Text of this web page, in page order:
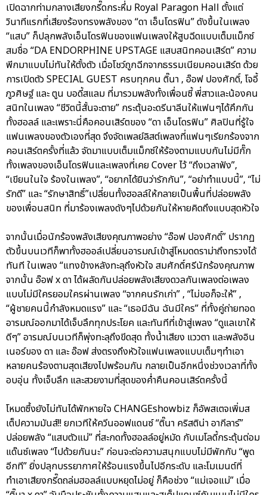
เปิดฉากท่ามกลางเสียงกรี๊ดกระหึ่ม Royal Paragon Hall ตั้งแต่
วินาทีแรกที่เสียงร้องทรงพลังของ “ดา เอ็นโดรฟิน” ดังขึ้นในเพลง
“แสบ” ก็ปลุกพลังเอ็นโดรฟินของแฟนเพลงให้สูบฉีดแบบเต็มแม็กซ์
สมชื่อ “DA ENDORPHINE UPSTAGE แสบสนิทคอนเสิร์ต” ความ
พีกมาแบบไม่ทันให้ตั้งตัว เมื่อโชว์ถูกฉีกจากธรรมเนียมคอนเสิร์ต ด้วย
การเปิดตัว SPECIAL GUEST ครบทุกคน ติ๊นา , อ๊อฟ ปองศักดิ์, โจอี้
ภูวศิษฐ์ และ ตูน บอดี้สแลม ที่มารวมพลังทั้งเพื่อนซี้ พี่สาวและน้องคน
สนิทในเพลง “ชีวิตนี้สั้นจะตาย” กระตุ้นอะดรีนาลีนให้แฟนๆได้คึกกัน
ทั้งฮอลล์ และเพราะนี่คือคอนเสิร์ตของ “ดา เอ็นโดรฟิน” ศิลปินที่รู้ใจ
แฟนเพลงของตัวเองที่สุด จึงจัดเพลย์ลิสต์เพลงที่แฟนๆเรียกร้องจาก
คอนเสิร์ตครั้งที่แล้ว จัดมาแบบเต็มแม็กซ์ให้ร้องตามแบบกันไม่มีกั๊ก
ทั้งเพลงของเอ็นโดรฟินและเพลงที่เคย Cover ไว้ “ถึงเวลาฟัง”,
“เขียนในใจ ร้องในเพลง”, “อยากได้ยินว่ารักกัน”, “อย่าทำแบบนี้”, “ไม่
รักดี” และ “รักษาสิทธิ์”เปลี่ยนทั้งฮอลล์ให้กลายเป็นพื้นที่ปล่อยพลัง
ของเพื่อนสนิท ที่มาร้องเพลงดังๆไปด้วยกันให้หายคิดถึงแบบสุดหัวใจ
จากนั้นเมื่อนักร้องพลังเสียงคุณภาพอย่าง “อ๊อฟ ปองศักดิ์” ปรากฏ
ตัวขึ้นบนเวทีก็พาทั้งฮออล์เปลี่ยนอารมณ์เข้าสู่โหมดดราม่าถึงทรวงได้
ทันที ในเพลง “แทงข้างหลังทะลุถึงหัวใจ สมศักดิ์ศรีนักร้องคุณภาพ
จากนั้น อ๊อฟ x ดา ได้ผลัดกันปล่อยพลังเสียงดวลกันเพลงต่อเพลง
แบบไม่มีใครยอมใครผ่านเพลง “จากคนรักเก่า” , “ไม่ขอก็จะให้” ,
“ผู้ชายคนนี้กำลังหมดแรง” และ “เธอมีฉัน ฉันมีใคร” ที่ทั้งคู่ถ่ายทอด
อารมณ์ออกมาได้เจ็บลึกทุกประโยค และทันทีที่เข้าสู่เพลง “ดูแลเขาให้
ดีๆ” อารมณ์บนเวทีก็พุ่งทะลุถึงขีดสุด ทั้งน้ำเสียง แววตา และพลังอิน
เนอร์ของ ดา และ อ๊อฟ ส่งตรงถึงหัวใจแฟนเพลงแบบเต็มๆทำเอา
หลายคนร้องตามสุดเสียงไปพร้อมกัน กลายเป็นอีกหนึ่งช่วงเวลาที่ทั้ง
อบอุ่น ทั้งเจ็บลึก และสวยงามที่สุดของค่ำคืนคอนเสิร์ตครั้งนี้
โหมดซึ้งยังไม่ทันได้พักหายใจ CHANGEshowbiz ก็อัพสเตจเพิ่มส
เต็ปความมันส์!! ยกเวทีให้ควีนออฟแดนซ์ “ติ๊นา คริสติน่า อากีลาร์”
ปล่อยพลัง “แสบตัวแม่” ที่สะกดทั้งฮอลล์อยู่หมัด กับเมโลดี้กระตุ้นต่อม
แด๊นซ์เพลง “ไปด้วยกันนะ” ก่อนจะต่อความสนุกแบบไม่มีพักกับ “พูด
อีกที” ยิ่งปลุกบรรยากาศให้ร้อนแรงขึ้นไปอีกระดับ และโมเมนต์ที่
ทำเอาเสียงกรี๊ดถล่มฮอลล์แบบหยุดไม่อยู่ ก็คือช่วง “แม่เจอแม่” เมื่อ